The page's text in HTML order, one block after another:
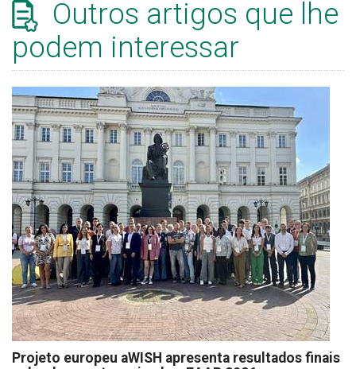
Outros artigos que lhe
podem interessar
Projeto europeu aWISH apresenta resultados finais